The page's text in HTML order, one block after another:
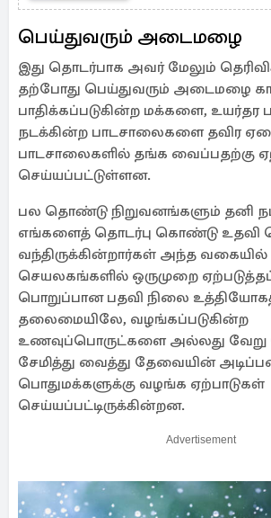
பெய்துவரும் அடைமழை
இது தொடர்பாக அவர் மேலும்
தற்போது பெய்துவரும் அடைமழை
பாதிக்கப்படுகின்ற மக்களை, உயர்தர
நடக்கின்ற பாடசாலைகளை தவிர
பாடசாலைகளில் தங்க வைப்பதற்கு
செய்யப்பட்டுள்ளன.
பல தொண்டு நிறுவனங்களும் தனி
எங்களைத் தொடர்பு கொண்டு உதவி
வந்திருக்கின்றார்கள் அந்த வகையில்
செயலகங்களில் ஒருமுறை
பொறுப்பான பதவி நிலை
தலைமையிலே, வழங்கப்படுகின்ற
உணவுப்பொருட்களை அல்லது
சேமித்து வைத்து தேவையின்
பொதுமக்களுக்கு வழங்க ஏற்பாடுகள்
செய்யப்பட்டிருக்கின்றன.
Advertisement